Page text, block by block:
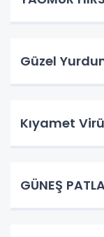
Güzel
Kıyamet
GÜNEŞ